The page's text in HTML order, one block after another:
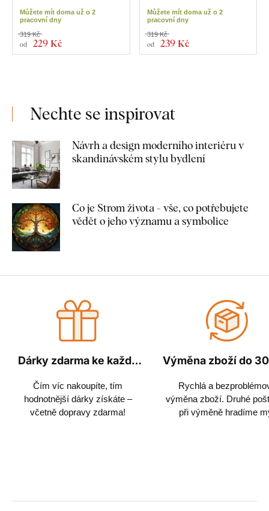
Můžete mít doma už o 2
pracovní dny
od 229 Kč
319 Kč
Můžete mít doma už o 2
pracovní dny
od 239 Kč
319 Kč
Nechte se inspirovat
Návrh a design moderního interiéru v
skandinávském stylu bydlení
Co je Strom života - vše, co potřebujete
vědět o jeho významu a symbolice
Dárky zdarma ke každé
Čím víc nakoupíte, tím
hodnotnější dárky získáte –
včetně dopravy zdarma!
Výměna zboží do
Rychlá a
výměna zboží. Druhé
při výměně hradíme